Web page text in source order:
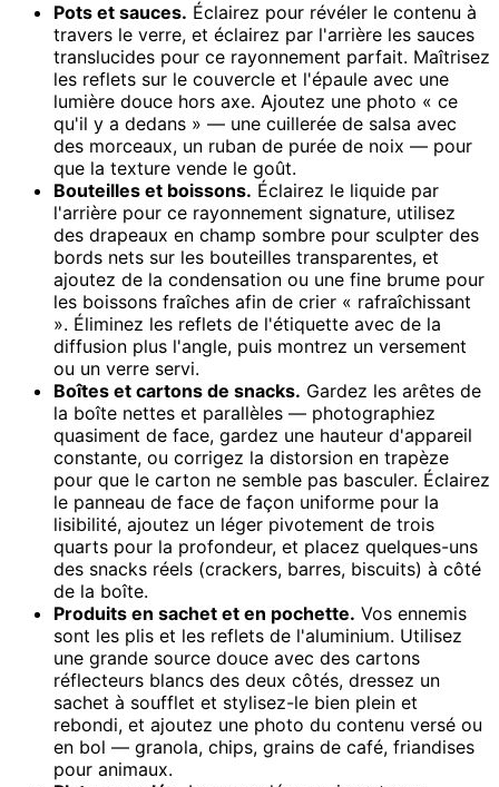
Pots et sauces. Éclairez pour révéler le contenu à
travers le verre, et éclairez par l'arrière les sauces
translucides pour ce rayonnement parfait. Maîtrisez
les reflets sur le couvercle et l'épaule avec une
lumière douce hors axe. Ajoutez une photo « ce
qu'il y a dedans » — une cuillerée de salsa avec
des morceaux, un ruban de purée de noix — pour
que la texture vende le goût.
Bouteilles et boissons. Éclairez le liquide par
l'arrière pour ce rayonnement signature, utilisez
des drapeaux en champ sombre pour sculpter des
bords nets sur les bouteilles transparentes, et
ajoutez de la condensation ou une fine brume pour
les boissons fraîches afin de crier « rafraîchissant
». Éliminez les reflets de l'étiquette avec de la
diffusion plus l'angle, puis montrez un versement
ou un verre servi.
Boîtes et cartons de snacks. Gardez les arêtes de
la boîte nettes et parallèles — photographiez
quasiment de face, gardez une hauteur d'appareil
constante, ou corrigez la distorsion en trapèze
pour que le carton ne semble pas basculer. Éclairez
le panneau de face de façon uniforme pour la
lisibilité, ajoutez un léger pivotement de trois
quarts pour la profondeur, et placez quelques-uns
des snacks réels (crackers, barres, biscuits) à côté
de la boîte.
Produits en sachet et en pochette. Vos ennemis
sont les plis et les reflets de l'aluminium. Utilisez
une grande source douce avec des cartons
réflecteurs blancs des deux côtés, dressez un
sachet à soufflet et stylisez-le bien plein et
rebondi, et ajoutez une photo du contenu versé ou
en bol — granola, chips, grains de café, friandises
pour animaux.